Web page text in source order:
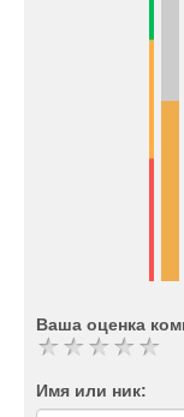
Ваша оценка
Имя или ник: